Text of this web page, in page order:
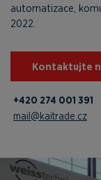
automatizace,
2022.
Kontaktujte
+420 274 001 391
mail@kaitrade.cz